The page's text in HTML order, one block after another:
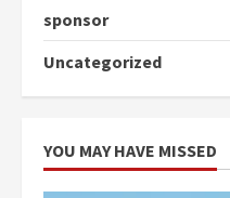
sponsor
Uncategorized
YOU MAY HAVE MISSED